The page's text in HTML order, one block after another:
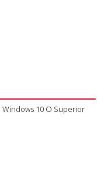
Windows 10 O Superior